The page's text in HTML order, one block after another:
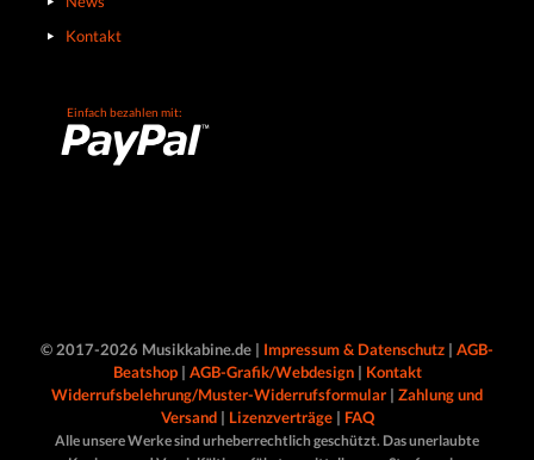
Kontakt
Einfach bezahlen mit:
© 2017-2026 Musikkabine.de | Impressum & Datenschutz | AGB-
Beatshop| AGB-Grafik/Webdesign| Kontakt
Widerrufsbelehrung/Muster-Widerrufsformular | Zahlung und
Versand| Lizenzverträge| FAQ
Alle unsere Werke sind urheberrechtlich geschützt. Das unerlaubte